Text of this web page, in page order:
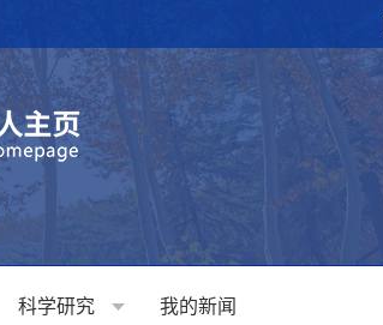
科学研究 我的新闻